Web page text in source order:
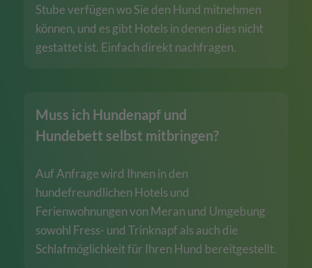
Stube verfügen wo Sie den Hund mitnehmen
können, und es gibt Hotels in denen dies nicht
gestattet ist. Einfach direkt nachfragen.
Muss ich Hundenapf und
Hundebett selbst mitbringen?
Auf Anfrage wird Ihnen in den
hundefreundlichen Hotels und
Ferienwohnungen von Meran und Umgebung
sowohl Fress- und Trinknapf als auch die
Schlafmöglichkeit für Ihren Hund bereitgestellt.